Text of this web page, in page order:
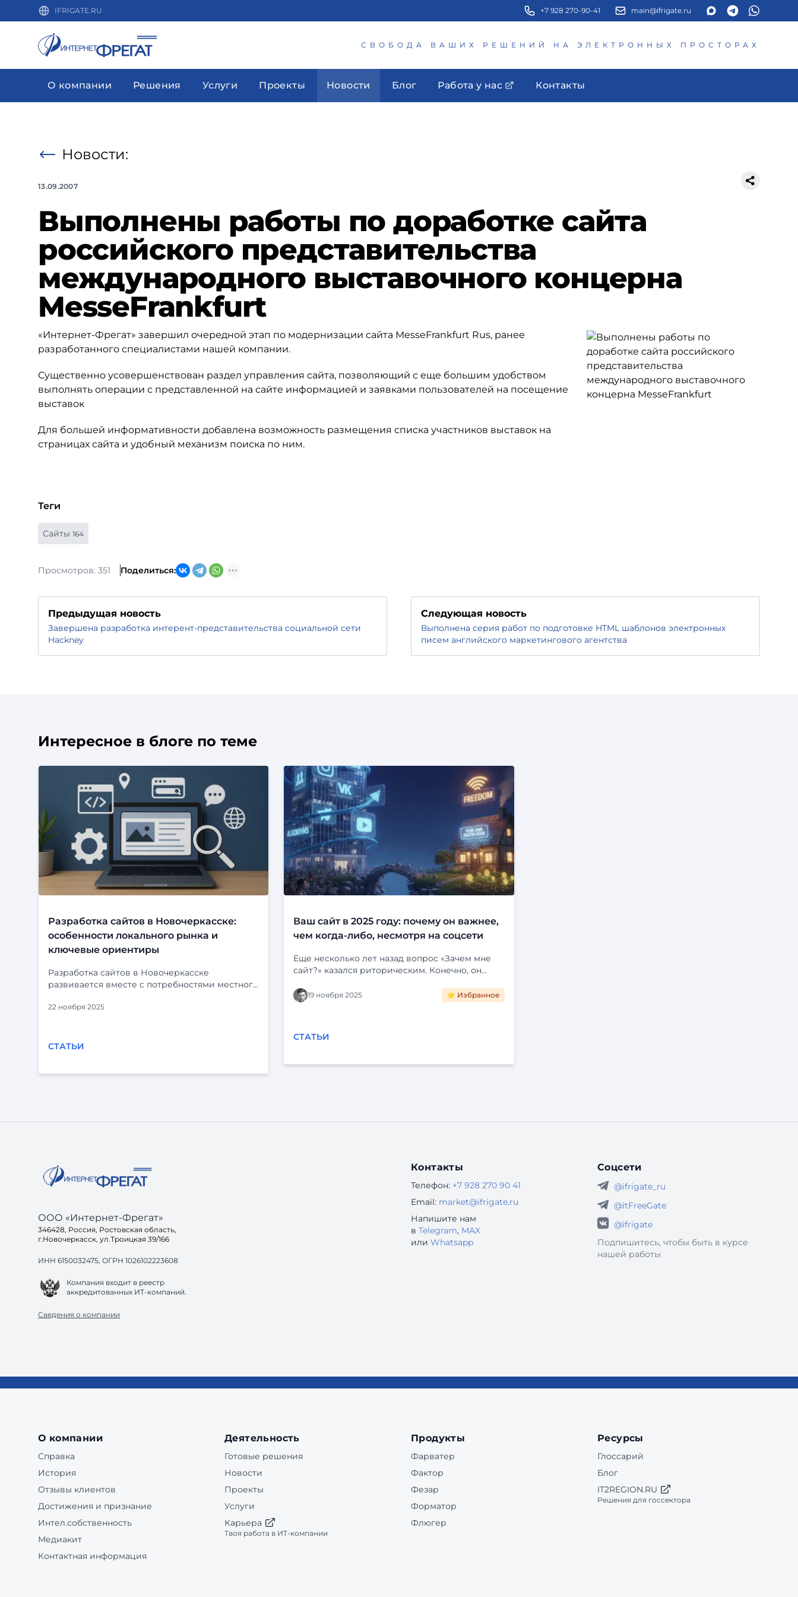
IFRIGATE.RU +7 928 270-90-41 main@ifrigate.ru
СВОБОДА ВАШИХ РЕШЕНИЙ НА ЭЛЕКТРОННЫХ ПРОСТОРАХ
О компании Решения Услуги Проекты Новости Блог Работа у нас Контакты
Новости:
13.09.2007
Выполнены работы по доработке сайта
российского представительства
международного выставочного концерна
MesseFrankfurt
«Интернет-Фрегат» завершил очередной этап по модернизации сайта MesseFrankfurt Rus, ранее
разработанного специалистами нашей компании.
Существенно усовершенствован раздел управления сайта, позволяющий с еще большим удобством
выполнять операции с представленной на сайте информацией и заявками пользователей на посещение
выставок
Для большей информативности добавлена возможность размещения списка участников выставок на
страницах сайта и удобный механизм поиска по ним.
Теги
Сайты 164
Просмотров: 351 Поделиться:
Предыдущая новость
Завершена разработка интерент-представительства социальной сети
Hackney
Следующая новость
Выполнена серия работ по подготовке HTML шаблонов электронных
писем английского маркетингового агентства
Интересное в блоге по теме
Разработка сайтов в Новочеркасске:
особенности локального рынка и
ключевые ориентиры
Разработка сайтов в Новочеркасске
развивается вместе с потребностями местного
рамки обычных визиток и всё чаще заказывают
и внутренние системы. При этом у
22 ноября 2025
СТАТЬИ
Ваш сайт в 2025 году: почему он важнее,
чем когда-либо, несмотря на соцсети
Еще несколько лет назад вопрос «Зачем мне
сайт?» казался риторическим. Конечно, он
портфолио специалиста. Но затем мир
погрузился в социальные сети. Instagram*,
создавать отдельный сайт, если можно завести
посты, общаться с клиентами и даже продавать
собственного сайта — это ...
19 ноября 2025 ⭐ Избранное
СТАТЬИ
ООО «Интернет-Фрегат»
346428, Россия, Ростовская область,
г.Новочеркасск, ул.Троицкая 39/166
ИНН 6150032475, ОГРН 1026102223608
Компания входит в реестр
аккредитованных ИТ-компаний.
Сведения о компании
Контакты
Телефон: +7 928 270 90 41
Email: market@ifrigate.ru
Напишите нам
в Telegram, MAX
или Whatsapp
Соцсети
@ifrigate_ru
@itFreeGate
@ifrigate
Подпишитесь, чтобы быть в курсе
нашей работы
О компании
Справка
История
Отзывы клиентов
Достижения и признание
Интел.собственность
Медиакит
Контактная информация
Деятельность
Готовые решения
Новости
Проекты
Услуги
Карьера
Твоя работа в ИТ-компании
Продукты
Фарватер
Фактор
Фезар
Форматор
Флюгер
Ресурсы
Глоссарий
Блог
IT2REGION.RU
Решения для госсектора